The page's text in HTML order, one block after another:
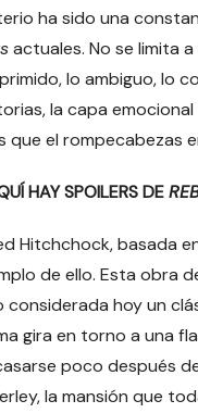
ha sido una
actuales. No se limita
lo ambiguo, lo
la capa
que el rompecabezas
HAY SPOILERS DE
Hitchchock, basada
de ello. Esta obra
considerada hoy un
gira en torno a una
poco después
la mansión que